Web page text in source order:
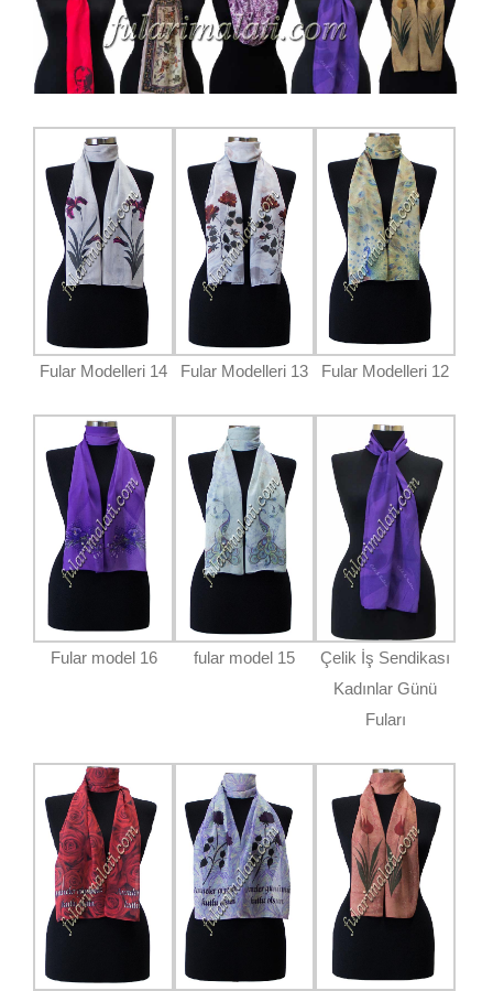
Fular Modelleri 14 Fular Modelleri 13 Fular Modelleri 12
Fular model 16 fular model 15
Çelik İş Sendikası
Kadınlar Günü
Fuları